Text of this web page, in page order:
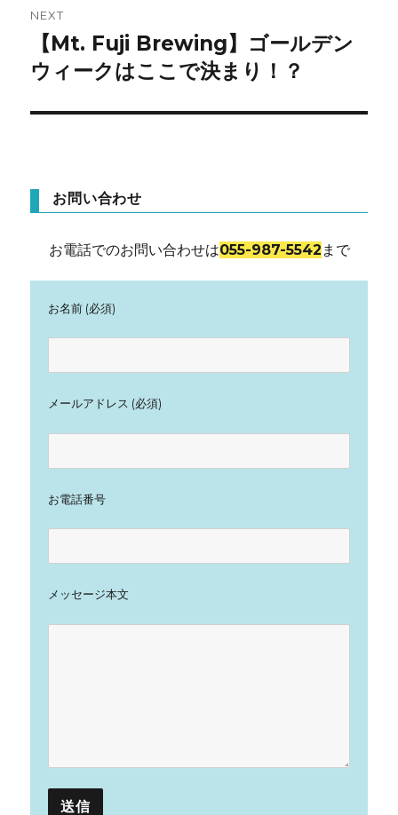
ゲ
ー
シ
NEXT
Next
post:
【Mt. Fuji Brewing】ゴールデン
ウィークはここで決まり！？
お問い合わせ
お電話でのお問い合わせは055-987-5542 まで
お名前 (必須)
メールアドレス (必須)
お電話番号
メッセージ本文